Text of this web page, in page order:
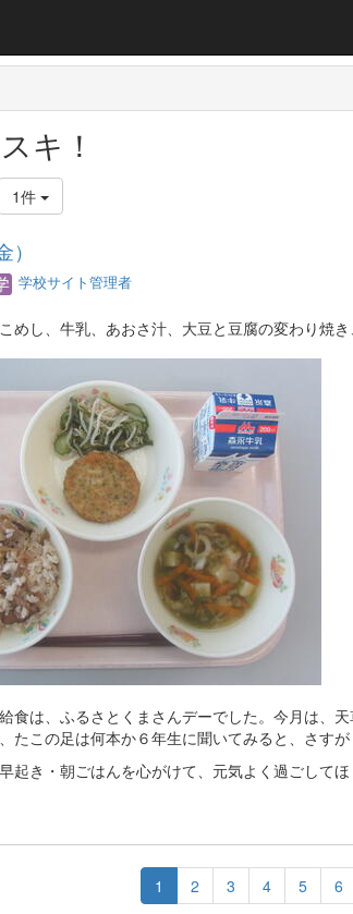
キ！
1件
学校サイト管理者
めし、牛乳、あおさ汁、大豆と豆腐の変わり焼き
食は、ふるさとくまさんデーでした。今月は、
たこの足は何本か６年生に聞いてみると、さす
起き・朝ごはんを心がけて、元気よく過ごしてほ
1 2 3 4 5 6